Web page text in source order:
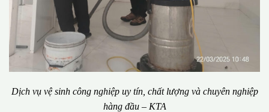
Dịch vụ vệ sinh công nghiệp uy tín, chất lượng và chuyên nghiệp
hàng đầu – KTA